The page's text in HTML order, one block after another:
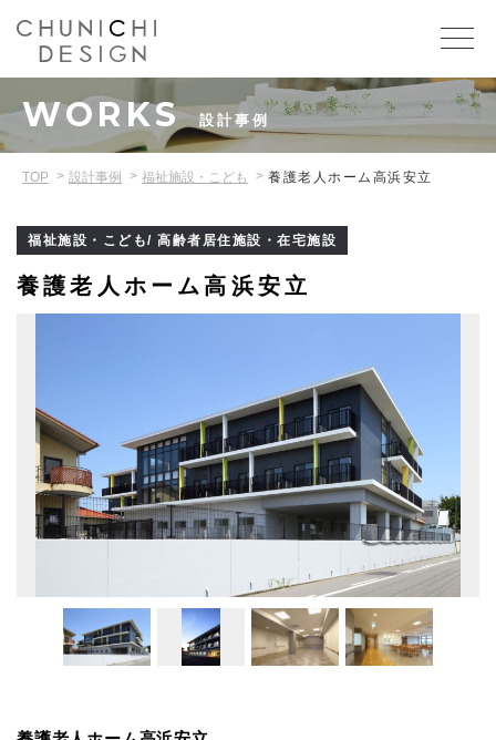
WORKS 設計事例
TOP 設計事例 福祉施設・こども 養護老人ホーム高浜安立
福祉施設・こども/ 高齢者居住施設・在宅施設
養護老人ホーム高浜安立